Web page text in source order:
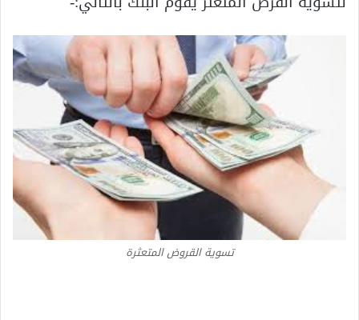
تسوية القروض المتعثرة